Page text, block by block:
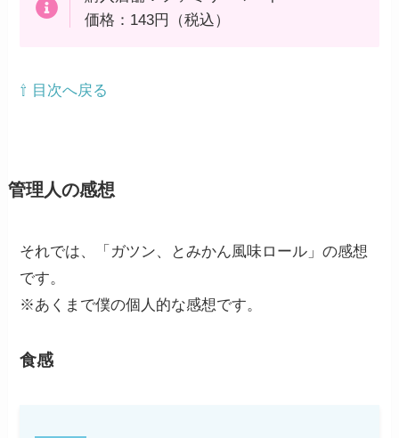
価格：143円（税込）
⇧ 目次へ戻る
管理人の感想
それでは、「ガツン、とみかん風味ロール」の感想
です。
※あくまで僕の個人的な感想です。
食感